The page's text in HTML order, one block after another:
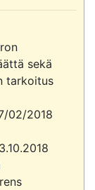
sekä
tarkoitus
02/2018